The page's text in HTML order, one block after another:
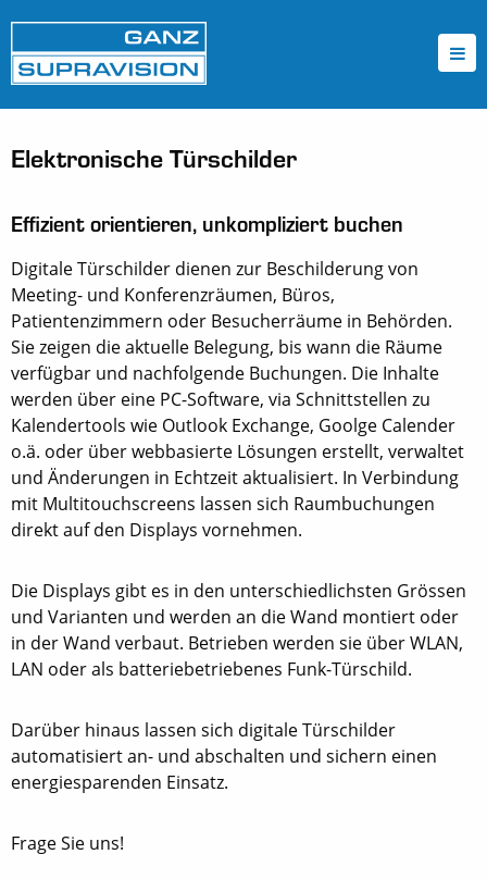
Elektronische Türschilder
Effizient orientieren, unkompliziert buchen
Digitale Türschilder dienen zur Beschilderung von
Meeting- und Konferenzräumen, Büros,
Patientenzimmern oder Besucherräume in Behörden.
Sie zeigen die aktuelle Belegung, bis wann die Räume
verfügbar und nachfolgende Buchungen. Die Inhalte
werden über eine PC-Software, via Schnittstellen zu
Kalendertools wie Outlook Exchange, Goolge Calender
o.ä. oder über webbasierte Lösungen erstellt, verwaltet
und Änderungen in Echtzeit aktualisiert. In Verbindung
mit Multitouchscreens lassen sich Raumbuchungen
direkt auf den Displays vornehmen.
Die Displays gibt es in den unterschiedlichsten Grössen
und Varianten und werden an die Wand montiert oder
in der Wand verbaut. Betrieben werden sie über WLAN,
LAN oder als batteriebetriebenes Funk-Türschild.
Darüber hinaus lassen sich digitale Türschilder
automatisiert an- und abschalten und sichern einen
energiesparenden Einsatz.
Frage Sie uns!